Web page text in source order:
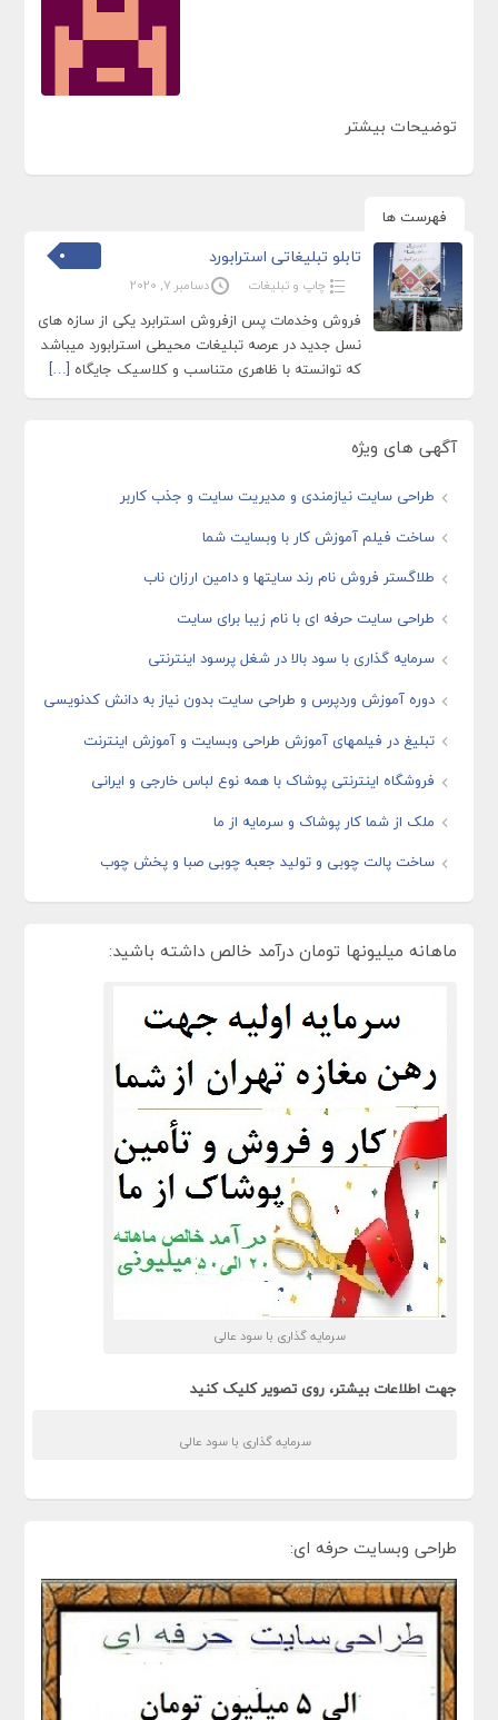
توضیحات بیشتر
فهرست ها
تابلو تبلیغاتی استرابورد
چاپ و تبلیغات دسامبر 7, 2020
فروش وخدمات پس ازفروش استرابرد یکی از سازه های
نسل جدید در عرصه تبلیغات محیطی استرابورد میباشد
که توانسته با ظاهری متناسب و کلاسیک جایگاه […]
آگهی های ویژه
طراحی سایت نیازمندی و مدیریت سایت و جذب کاربر
ساخت فیلم آموزش کار با وبسایت شما
طلاگستر فروش نام رند سایتها و دامین ارزان ناب
طراحی سایت حرفه ای با نام زیبا برای سایت
سرمایه گذاری با سود بالا در شغل پرسود اینترنتی
دوره آموزش وردپرس و طراحی سایت بدون نیاز به دانش کدنویسی
تبلیغ در فیلمهای آموزش طراحی وبسایت و آموزش اینترنت
فروشگاه اینترنتی پوشاک با همه نوع لباس خارجی و ایرانی
ملک از شما کار پوشاک و سرمایه از ما
ساخت پالت چوبی و تولید جعبه چوبی صبا و پخش چوب
ماهانه میلیونها تومان درآمد خالص داشته باشید:
سرمایه گذاری با سود عالی
جهت اطلاعات بیشتر، روی تصویر کلیک کنید
سرمایه گذاری با سود عالی
طراحی وبسایت حرفه ای: